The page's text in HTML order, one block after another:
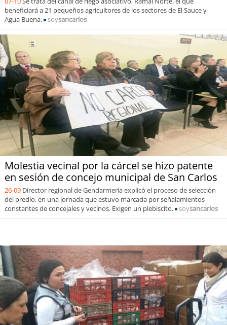
beneficiará a 21 pequeños agricultores de los sectores de El Sauce y
Agua Buena.
soysancarlos
Molestia vecinal por la cárcel se hizo patente
en sesión de concejo municipal de San Carlos
26-09 Director regional de Gendarmería explicó el proceso de selección
del predio, en una jornada que estuvo marcada por señalamientos
constantes de concejales y vecinos. Exigen un plebiscito.
soysancarlos